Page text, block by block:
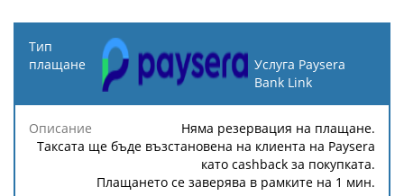
Тип
плащане
Минимална
такса
Максимална
такса
Услуга Paysera
Bank Link
Няма резервация на плащане.
Таксата ще бъде възстановена на клиента на Paysera
като cashback за покупката.
Плащането се заверява в рамките на 1 мин.